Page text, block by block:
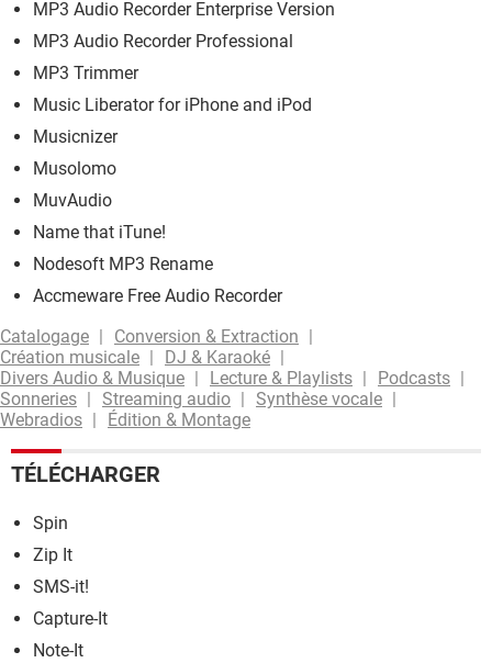
MP3 Audio Recorder Enterprise Version
MP3 Audio Recorder Professional
MP3 Trimmer
Music Liberator for iPhone and iPod
Musicnizer
Musolomo
MuvAudio
Name that iTune!
Nodesoft MP3 Rename
Accmeware Free Audio Recorder
Catalogage
Conversion & Extraction
Création musicale
DJ & Karaoké
Divers Audio & Musique
Lecture & Playlists
Podcasts
Sonneries
Streaming audio
Synthèse vocale
Webradios
Édition & Montage
TÉLÉCHARGER
Spin
Zip It
SMS-it!
Capture-It
Note-It